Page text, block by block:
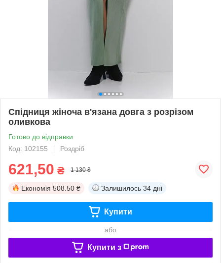
Спідниця жіноча в'язана довга з розрізом
оливкова
Готово до відправки
Код: 102155
Роздріб
621,50 ₴ 1 130 ₴
Економія 508.50 ₴ Залишилось 34 дні
Купити
або
Купити з